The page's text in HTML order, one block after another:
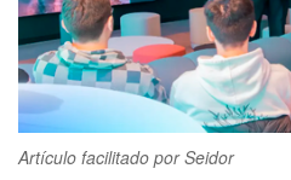
Altres edicions
clickNEWS
Artículo facilitado por Seidor